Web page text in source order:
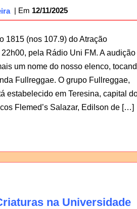
12/11/2025
1815 (nos 107.9) do Atração
pela Rádio Uni FM. A audição
um nome do nosso elenco,
Fullreggae. O grupo Fullreggae,
estabelecido em Teresina, capital
Flemed’s Salazar, Edilson de […]
na Universidade